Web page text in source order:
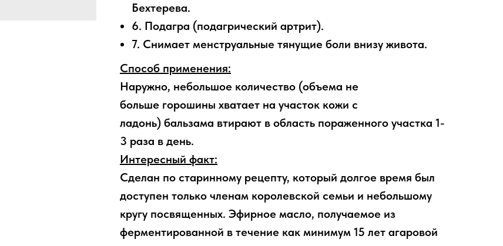
Бехтерева.
6. Подагра (подагрический артрит).
7. Снимает менструальные тянущие боли внизу живота.
Способ применения:
Наружно, небольшое количество (объема не
больше горошины хватает на участок кожи с
ладонь) бальзама втирают в область пораженного участка 1-
3 раза в день.
Интересный факт:
Сделан по старинному рецепту, который долгое время был
доступен только членам королевской семьи и небольшому
кругу посвященных. Эфирное масло, получаемое из
ферментированной в течение как минимум 15 лет агаровой